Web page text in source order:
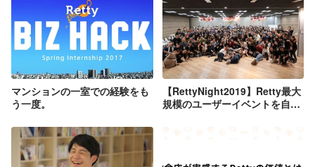
マンションの一室での経験をも
う一度。
【RettyNight2019】Retty最大
規模のユーザーイベントを自社